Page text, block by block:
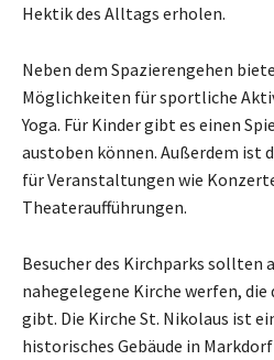
Hektik des Alltags erholen.
Neben dem Spazierengehen
Möglichkeiten für sportliche
Yoga. Für Kinder gibt es einen
austoben können. Außerdem ist
für Veranstaltungen wie
Theateraufführungen.
Besucher des Kirchparks sollten
nahegelegene Kirche werfen, die
gibt. Die Kirche St. Nikolaus ist
historisches Gebäude in